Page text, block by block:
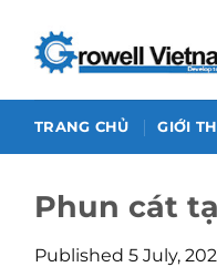
TRANG CHỦ GIỚI
Phun cát
Published 5 July,